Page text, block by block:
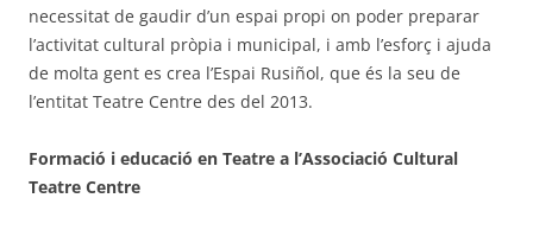
necessitat de gaudir d’un espai propi on poder preparar
l’activitat cultural pròpia i municipal, i amb l’esforç i ajuda
de molta gent es crea l’Espai Rusiñol, que és la seu de
l’entitat Teatre Centre des del 2013.
Formació i educació en Teatre a l’Associació Cultural
Teatre Centre